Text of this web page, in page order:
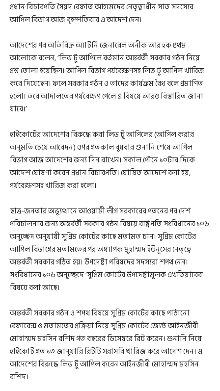
প্রধান বিচারপতি সৈয়দ রেফাত আহমেদের নেতৃত্বাধীন সাত সদস্যের
আপিল বিভাগ আজ বৃহস্পতিবার এ আদেশ দেন।
আদেশের পর অতিরিক্ত অ্যাটর্নি জেনারেল অনীক আর হক প্রথম
আলোকে বলেন, ‘লিভ টু আপিলে বর্তমান অন্তর্বর্তী সরকার গঠন নিয়ে
প্রশ্ন তোলা হয়েছিল। আপিল বিভাগ পর্যবেক্ষণসহ লিভ টু আপিল খারিজ
করে দিয়েছেন। ফলে সরকার গঠন ও তাদের কার্যক্রম বৈধ বলে প্রমাণিত
হলো। তবে আদালতের পর্যবেক্ষণ পেলে এ বিষয়ে আরও বিস্তারিত জানা
যাবে।’
হাইকোর্টের আদেশের বিরুদ্ধে করা লিভ টু আপিলের (আপিল করার
অনুমতি চেয়ে আবেদন) ওপর গতকাল বুধবার শুনানি শেষে আপিল
বিভাগ আজ আদেশের জন্য দিন রাখেন। সকাল পৌনে ১০টার দিকে
আদেশ ঘোষণা করেন প্রধান বিচারপতি। ঘোষিত আদেশে বলা হয়,
পর্যবেক্ষণসহ খারিজ করা হলো।
ছাত্র-জনতার অভ্যুত্থানে আওয়ামী লীগ সরকারের পতনের পর দেশ
পরিচালনার জন্য অন্তর্বর্তী সরকার গঠন বিষয়ে রাষ্ট্রপতি সংবিধানের ১০৬
অনুচ্ছেদ অনুযায়ী সুপ্রিম কোর্টের কাছে মতামত চান। সুপ্রিম কোর্টের
আপিল বিভাগের মতামতের পর অধ্যাপক মুহাম্মদ ইউনূসের নেতৃত্বে
অন্তর্বর্তী সরকার গঠিত হয়। উপদেষ্টা পরিষদের সদস্যরা শপথ নেন।
সংবিধানের ১০৬ অনুচ্ছেদে ‘সুপ্রিম কোর্টের উপদেষ্টামূলক এখতিয়ারের’
বিষয়ে বলা আছে।
অন্তর্বর্তী সরকার গঠন ও শপথ বিষয়ে সুপ্রিম কোর্টের কাছে পাঠানো
রেফারেন্স ও মতামতের প্রক্রিয়া নিয়ে সুপ্রিম কোর্টের জ্যেষ্ঠ আইনজীবী
মোহাম্মদ মহসিন রশিদ গত বছরের ডিসেম্বরে রিট করেন। শুনানি নিয়ে
হাইকোর্ট গত ১৩ জানুয়ারি রিটটি সরাসরি খারিজ করে আদেশ দেন। এ
আদেশের বিরুদ্ধে লিভ টু আপিল করেন আইনজীবী মোহাম্মদ মহসিন
রশিদ।